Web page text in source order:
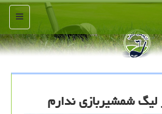
منو
شمشیربازی ندارم